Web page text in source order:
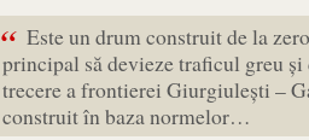
“ Este un drum construit de la
principal să devieze traficul greu
trecere a frontierei Giurgiulești –
construit în baza normelor…